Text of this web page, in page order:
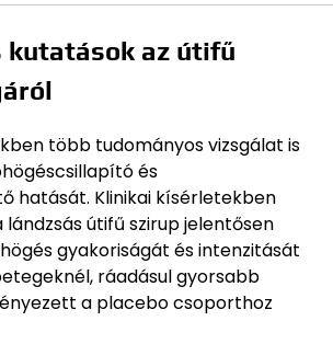
kutatások az útifű
több tudományos vizsgálat is
és
hatását. Klinikai kísérletekben
útifű szirup jelentősen
gyakoriságát és intenzitását
ráadásul gyorsabb
a placebo csoporthoz